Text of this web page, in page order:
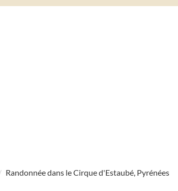
Randonnée dans le Cirque d'Estaubé, Pyrénées